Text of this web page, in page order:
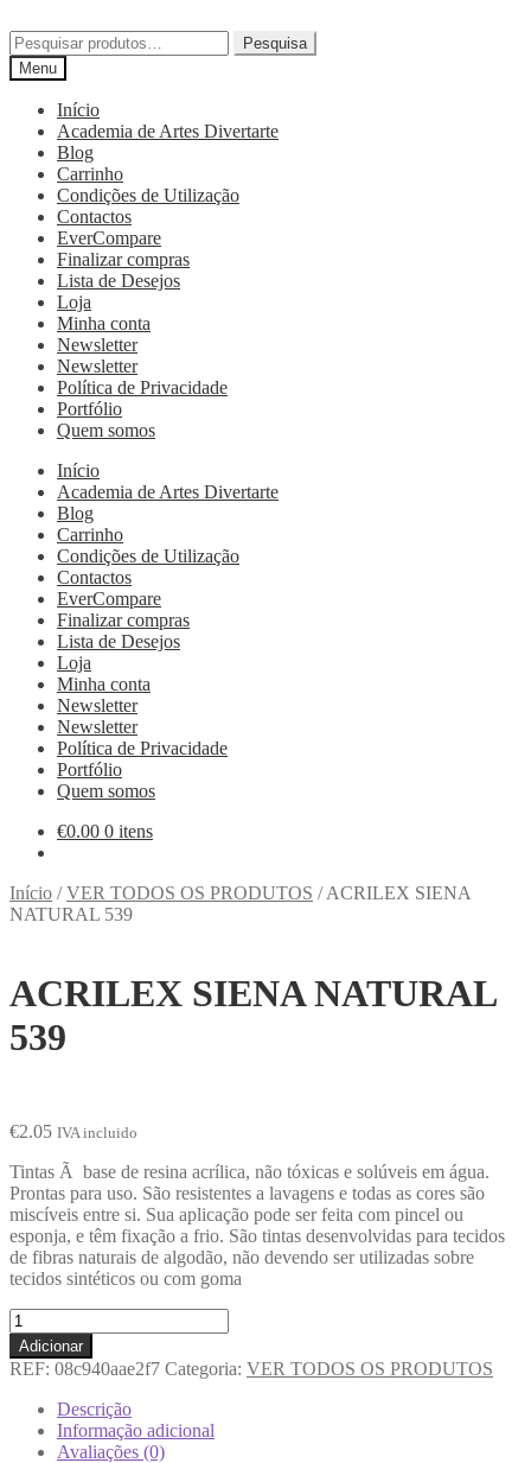
Pesquisa
Menu
Início
Academia de Artes Divertarte
Blog
Carrinho
Condições de Utilização
Contactos
EverCompare
Finalizar compras
Lista de Desejos
Loja
Minha conta
Newsletter
Newsletter
Política de Privacidade
Portfólio
Quem somos
Início
Academia de Artes Divertarte
Blog
Carrinho
Condições de Utilização
Contactos
EverCompare
Finalizar compras
Lista de Desejos
Loja
Minha conta
Newsletter
Newsletter
Política de Privacidade
Portfólio
Quem somos
€0.00 0 itens
Início /VER TODOS OS PRODUTOS /ACRILEX SIENA
NATURAL 539
ACRILEX SIENA NATURAL
539
€2.05 IVA incluido
Tintas Ã base de resina acrílica, não tóxicas e solúveis em água.
Prontas para uso. São resistentes a lavagens e todas as cores são
miscíveis entre si. Sua aplicação pode ser feita com pincel ou
esponja, e têm fixação a frio. São tintas desenvolvidas para tecidos
de fibras naturais de algodão, não devendo ser utilizadas sobre
tecidos sintéticos ou com goma
Adicionar
REF: 08c940aae2f7 Categoria: VER TODOS OS PRODUTOS
Descrição
Informação adicional
Avaliações (0)